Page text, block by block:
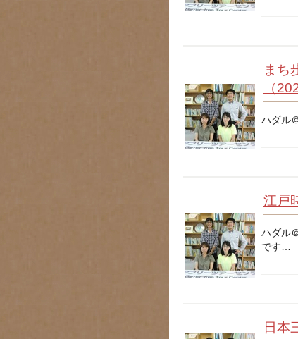
まち
（
ハダル
江戸
ハダル
です…
日本